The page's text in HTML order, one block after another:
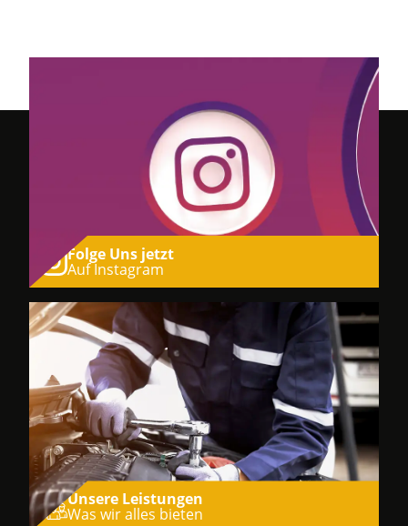
Folge Uns jetzt
Auf Instagram
Unsere Leistungen
Was wir alles bieten